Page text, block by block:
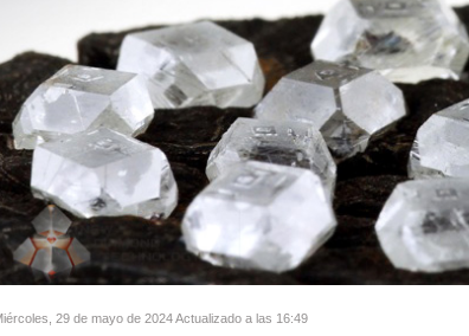
miércoles, 29 de mayo de 2024 Actualizado a las 16:49